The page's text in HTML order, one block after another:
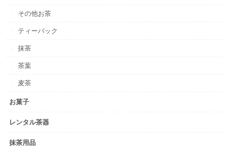
その他お茶
ティーバック
抹茶
茶葉
麦茶
お菓子
レンタル茶器
抹茶用品